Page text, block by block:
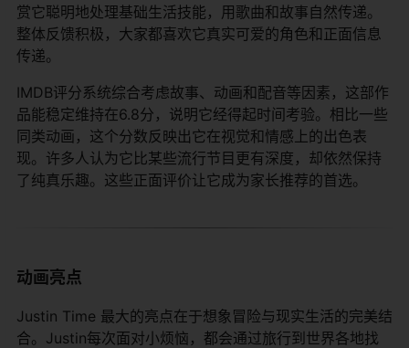
赏它聪明地处理基础生活技能，用歌曲和故事自然传递。
整体反馈积极，大家都喜欢它真实可爱的角色和正面信息
传递。
IMDB评分系统综合考虑故事、动画和配音等因素，这部作
品能稳定维持在6.8分，说明它经得起时间考验。相比一些
同类动画，这个分数反映出它在视觉和情感上的出色表
现。许多人认为它比某些流行节目更有深度，却依然保持
了纯真乐趣。这些正面评价让它成为家长推荐的首选。
动画亮点
Justin Time 最大的亮点在于想象冒险与现实生活的完美结
合。Justin每次面对小烦恼，都会通过旅行到世界各地找